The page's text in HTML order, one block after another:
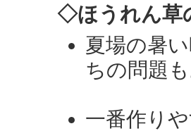
◇ほうれん草
夏場の暑
ちの問題
一番作り